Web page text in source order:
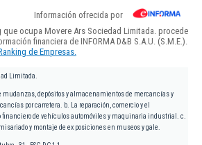
Información ofrecida por
que ocupa Movere Ars Sociedad Limitada. procede
financiera de INFORMA D&B S.A.U. (S.M.E.).
de Empresas.
Limitada.
mudanzas, depósitos y almacenamientos de mercancías y
por carretera. b. La reparación, comercio y el
financiero de vehículos automóviles y maquinaria industrial. c.
y montaje de ex posiciones en museos y gale.